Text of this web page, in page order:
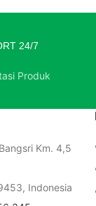
24/7
Produk
Km. 4,5
Indonesia